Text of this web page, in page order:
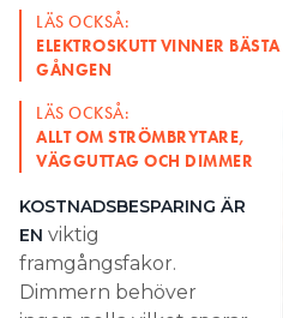
ingen nolla vilket sparar
både kabel, i ROT-
projekt och arbete.
– Den levereras med
du kan koppla allt direkt i
snabbkopplingar, det
Sverigechef på Theben.
PRODUKTER